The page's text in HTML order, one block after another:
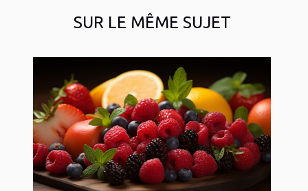
SUR LE MÊME SUJET